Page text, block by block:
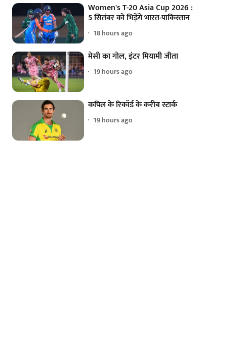
Women's T-20 Asia Cup 2026 :
5 सितंबर को भिड़ेंगे भारत-पाकिस्तान
18 hours ago
मेसी का गोल, इंटर मियामी जीता
19 hours ago
कपिल के रिकॉर्ड के करीब स्टार्क
19 hours ago